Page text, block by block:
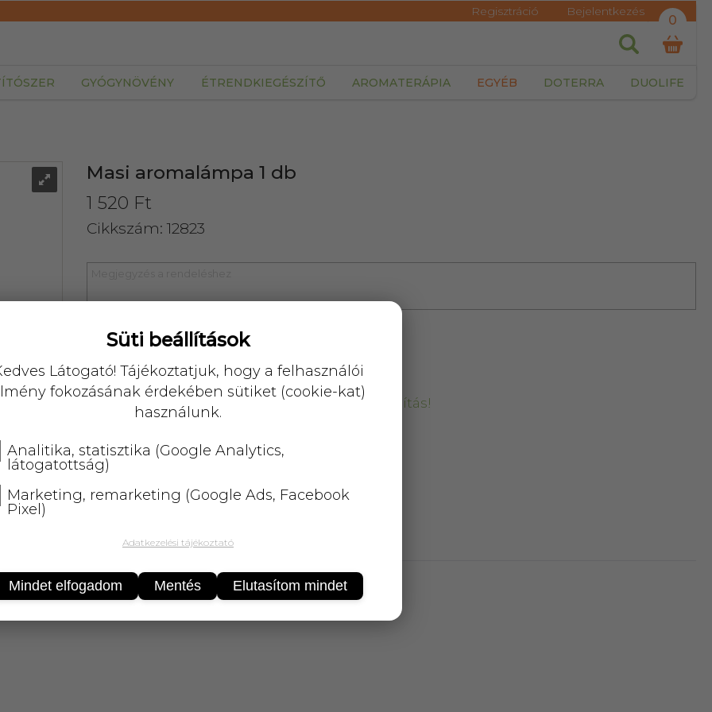
Regisztráció Bejelentkezés
0
GYÓGYNÖVÉNY ÉTRENDKIEGÉSZÍTŐ AROMATERÁPIA EGYÉB DOTERRA DUOLIFE
Masi aromalámpa 1 db
1 520 Ft
Cikkszám: 12823
25 000 Ft felett 5 kg-ig ingyenes kiszállítás!
Süti beállítások
Látogató! Tájékoztatjuk, hogy a felhasználói
fokozásának érdekében sütiket (cookie-kat)
használunk.
Analitika, statisztika (Google Analytics,
látogatottság)
Marketing, remarketing (Google Ads, Facebook
Pixel)
Adatkezelési tájékoztató
Mindet elfogadom Mentés Elutasítom mindet